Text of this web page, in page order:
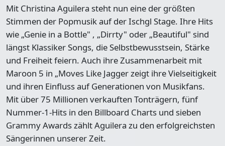
Mit Christina Aguilera steht nun eine der größten
Stimmen der Popmusik auf der Ischgl Stage. Ihre Hits
wie „Genie in a Bottle" , „Dirrty" oder „Beautiful" sind
längst Klassiker Songs, die Selbstbewusstsein, Stärke
und Freiheit feiern. Auch ihre Zusammenarbeit mit
Maroon 5 in „Moves Like Jagger zeigt ihre Vielseitigkeit
und ihren Einfluss auf Generationen von Musikfans.
Mit über75 Millionen verkauften Tonträgern, fünf
Nummer-1-Hits in den Billboard Charts und sieben
Grammy Awards zählt Aguilera zu den erfolgreichsten
Sängerinnen unserer Zeit.